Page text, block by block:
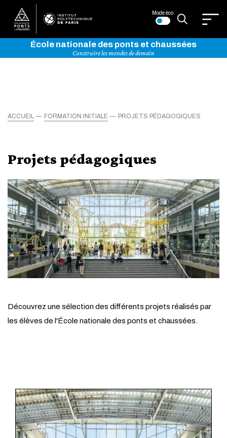
Mode éco
École nationale des ponts et chaussées
Construire les mondes de demain
ACCUEIL FORMATION INITIALE PROJETS PÉDAGOGIQUES
Projets pédagogiques
Découvrez une sélection des différents projets réalisés par
les élèves de l'École nationale des ponts et chaussées.